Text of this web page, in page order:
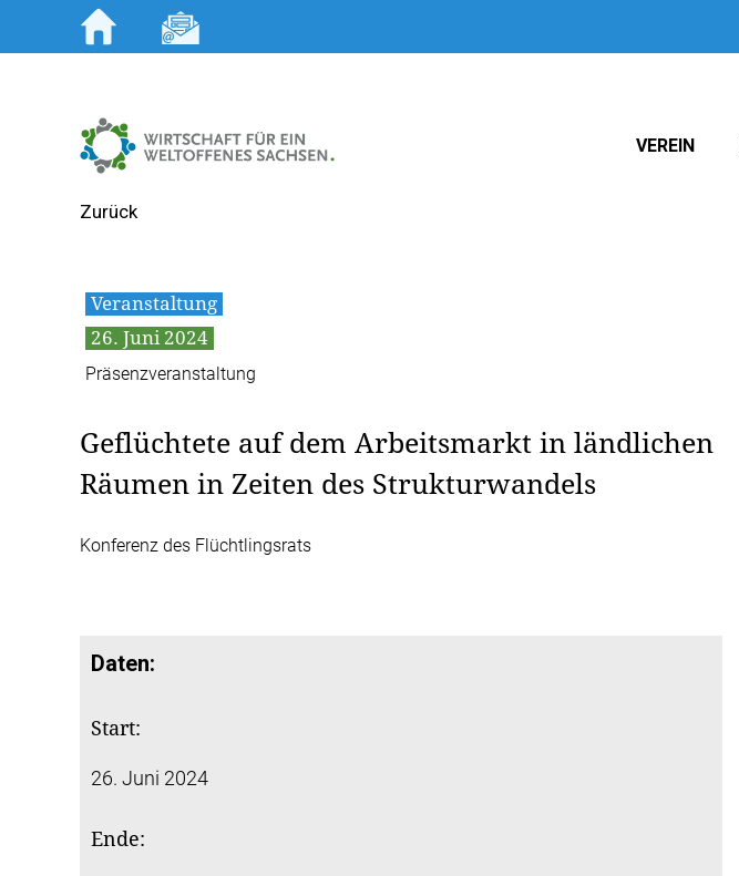
Inhalt
VEREIN
Zurück
Veranstaltung
26. Juni 2024
Präsenzveranstaltung
Geflüchtete auf dem Arbeitsmarkt in ländlichen
Räumen in Zeiten des Strukturwandels
Konferenz des Flüchtlingsrats
Daten:
Start:
26. Juni 2024
Ende: